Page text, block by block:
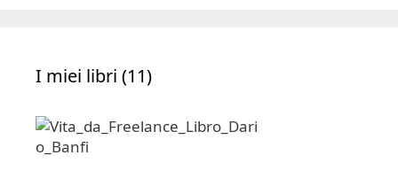
I miei libri (11)